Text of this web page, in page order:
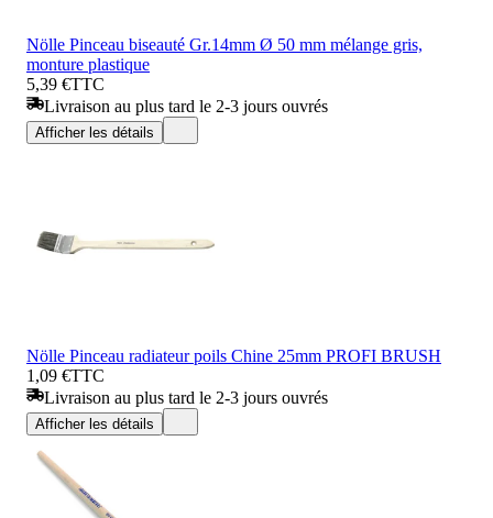
Nölle Pinceau biseauté Gr.14mm Ø 50 mm mélange gris,
monture plastique
5,39 €TTC
Livraison au plus tard le 2-3 jours ouvrés
Afficher les détails
Nölle Pinceau radiateur poils Chine 25mm PROFI BRUSH
1,09 €TTC
Livraison au plus tard le 2-3 jours ouvrés
Afficher les détails